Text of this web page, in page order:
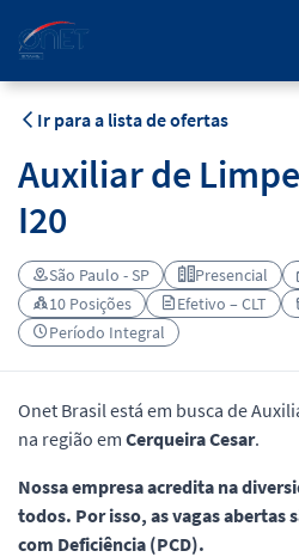
Ir para a lista de ofertas
Auxiliar de
I20
São Paulo - SP Presencial
10 Posições
Efetivo – CLT
Período Integral
Onet Brasil está em busca de
na região em Cerqueira Cesar.
Nossa empresa acredita na
todos. Por isso, as vagas abertas
com Deficiência (PCD).